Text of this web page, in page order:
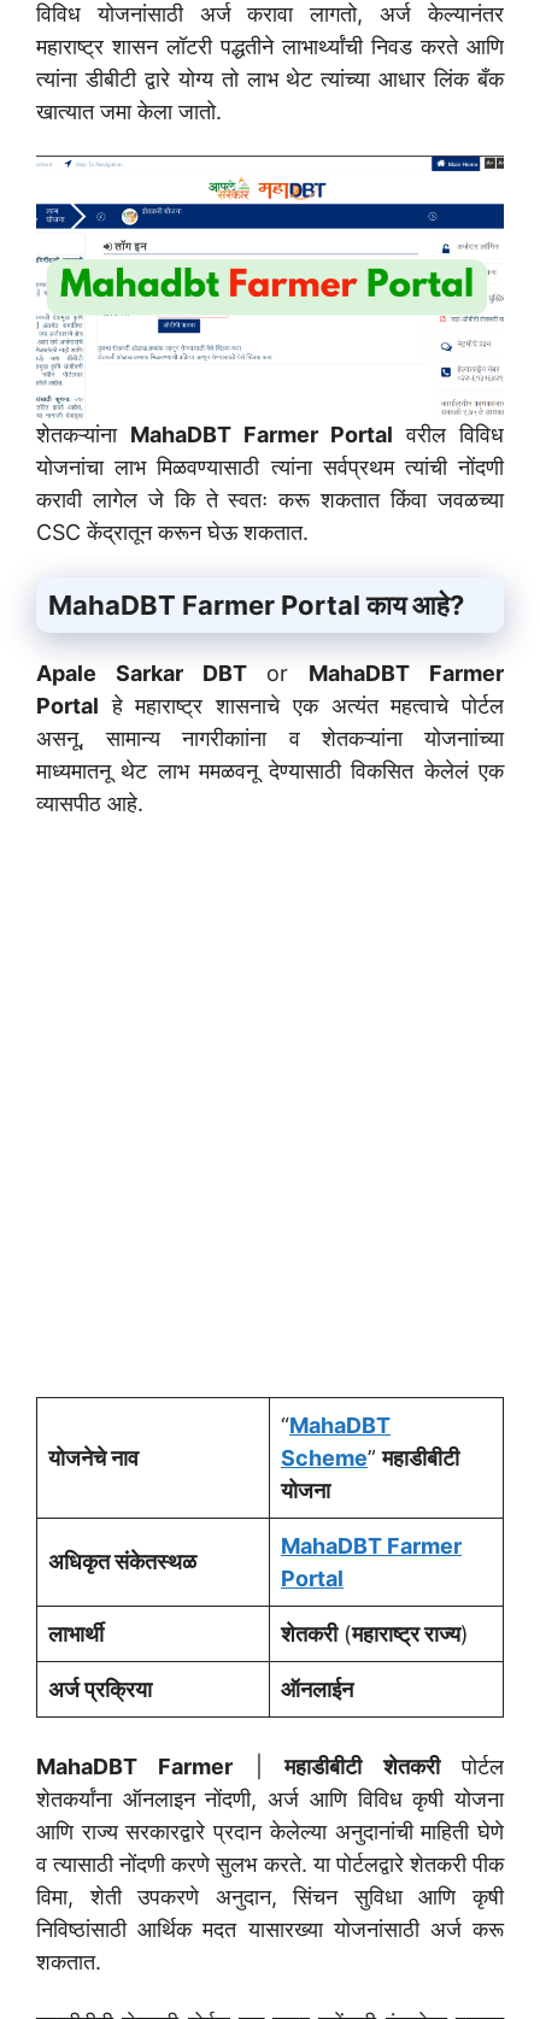
विविध योजनांसाठी अर्ज करावा लागतो, अर्ज केल्यानंतर
महाराष्ट्र शासन लॉटरी पद्धतीने लाभार्थ्यांची निवड करते आणि
त्यांना डीबीटी द्वारे योग्य तो लाभ थेट त्यांच्या आधार लिंक बँक
खात्यात जमा केला जातो.
शेतकऱ्यांना MahaDBT Farmer Portal वरील विविध
योजनांचा लाभ मिळवण्यासाठी त्यांना सर्वप्रथम त्यांची नोंदणी
करावी लागेल जे कि ते स्वतः करू शकतात किंवा जवळच्या
CSC केंद्रातून करून घेऊ शकतात.
MahaDBT Farmer Portal काय आहे?
Apale Sarkar DBTor MahaDBT Farmer
Portal हे महाराष्ट्र शासनाचे एक अत्यंत महत्वाचे पोर्टल
असनू, सामान्य नागरीकाांना व शेतकऱ्यांना योजनाांच्या
माध्यमातनू थेट लाभ ममळवनू देण्यासाठी विकसित केलेलं एक
व्यासपीठ आहे.
योजनेचे नाव
“MahaDBT
Scheme”महाडीबीटी
योजना
अधिकृत संकेतस्थळ
MahaDBT Farmer
Portal
लाभार्थी शेतकरी(महाराष्ट्र राज्य)
अर्ज प्रक्रिया ऑनलाईन
MahaDBT Farmer |महाडीबीटी शेतकरीपोर्टल
शेतकर्यांना ऑनलाइन नोंदणी, अर्ज आणि विविध कृषी योजना
आणि राज्य सरकारद्वारे प्रदान केलेल्या अनुदानांची माहिती घेणे
व त्यासाठी नोंदणी करणे सुलभ करते. या पोर्टलद्वारे शेतकरी पीक
विमा, शेती उपकरणे अनुदान, सिंचन सुविधा आणि कृषी
निविष्ठांसाठी आर्थिक मदत यासारख्या योजनांसाठी अर्ज करू
शकतात.